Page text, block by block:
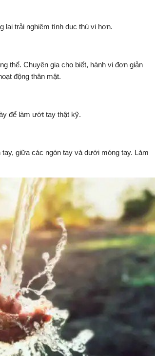
lại trải nghiệm tình dục thú vị hơn.
thể. Chuyên gia cho biết, hành vi đơn giản
động thân mật.
để làm ướt tay thật kỹ.
giữa các ngón tay và dưới móng tay. Làm